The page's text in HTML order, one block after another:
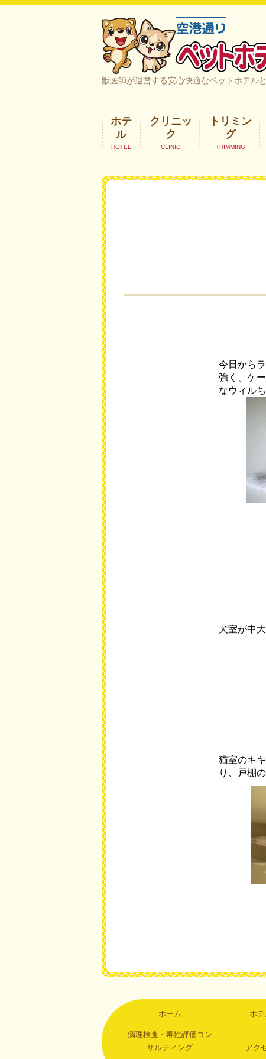
空港通りペットホテル＆ヘルスケア｜
獣医師が運営する安心快適なペットホテル
ホテ
ル
クリニッ
ク
トリミン
グ
今日から
強く、ケ
なウィル
犬室が中
猫室のキ
り、戸棚
ホーム ホテ
病理検査・毒性評価コン
サルティング
アク